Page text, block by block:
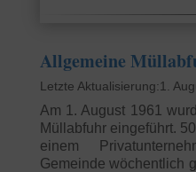
Allgemeine
1.
Am 1. August 1961
Müllabfuhr eingeführt.
einem
Gemeinde wöchentlich